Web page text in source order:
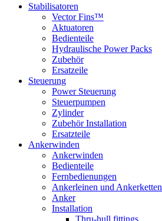
Stabilisatoren
Vector Fins™
Aktuatoren
Bedienteile
Hydraulische Power Packs
Zubehör
Ersatzeile
Steuerung
Power Steuerung
Steuerpumpen
Zylinder
Zubehör Installation
Ersatzteile
Ankerwinden
Ankerwinden
Bedienteile
Fernbedienungen
Ankerleinen und Ankerketten
Anker
Installation
Thru-hull fittings